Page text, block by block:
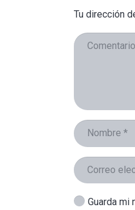
Tu dirección
Guarda mi